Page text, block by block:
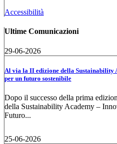
Accessibilità
Ultime Comunicazioni
29-06-2026
Al via la II edizione della Sustainability
per un futuro sostenibile
Dopo il successo della prima
della Sustainability Academy –
Futuro...
25-06-2026